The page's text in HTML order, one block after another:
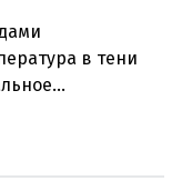
в тени
решение
В среду н